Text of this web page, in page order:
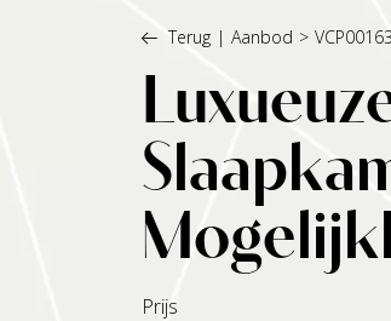
Terug | Aanbod > VCP00163
Prijs